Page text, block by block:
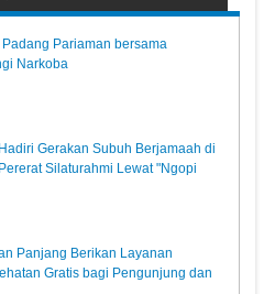
Padang Pariaman bersama
Narkoba
Gerakan Subuh Berjamaah di
Silaturahmi Lewat "Ngopi
Panjang Berikan Layanan
Gratis bagi Pengunjung dan